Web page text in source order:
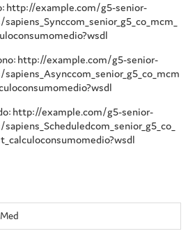
http://example.com/g5-senior-
http://example.com/g5-senior-
http://example.com/g5-senior-